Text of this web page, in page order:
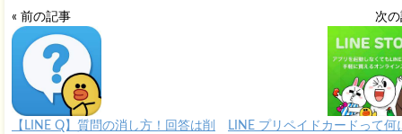
« 前の記事
【LINE Q】質問の消し方！回答は削
次
LINE プリペイドカードって何